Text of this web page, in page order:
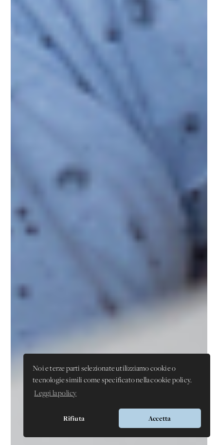
Noi e terze parti selezionate utilizziamo cookie o
tecnologie simili come specificato nella cookie policy.
Leggi la policy
Rifiuta Accetta